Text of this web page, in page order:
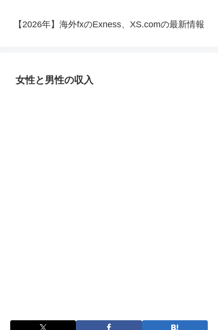
【2026年】海外fxのExness、XS.comの最新情報
女性と男性の収入